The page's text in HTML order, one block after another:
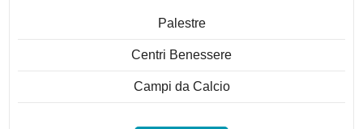
Palestre
Centri Benessere
Campi da Calcio